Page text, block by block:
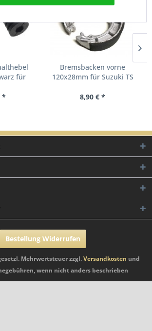
für
*
Bremsbacken vorne
120x28mm für Suzuki TS
8,90 € *
Bestellung Widerrufen
Mehrwertsteuer zzgl.Versandkosten und
wenn nicht anders beschrieben